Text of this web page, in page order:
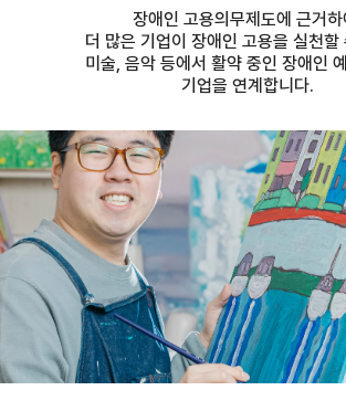
장애인 고용의무제도에 근거하
더 많은 기업이 장애인 고용을 실천할
미술, 음악 등에서 활약 중인 장애인
기업을 연계합니다.